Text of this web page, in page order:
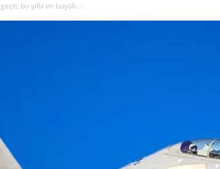
bu yılki en büyük...